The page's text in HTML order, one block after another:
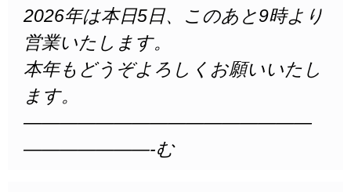
2026年は本日5日、このあと9時より
営業いたします。
本年もどうぞよろしくお願いいたし
ます。
————————————————
———————-む